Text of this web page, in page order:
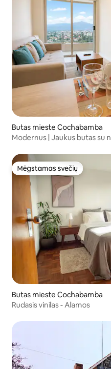
Butas mieste Cochabamba
Modernus | Jaukus butas su
Mėgstamas svečių
Mėgstamas svečių
Butas mieste Cochabamba
Rudasis vinilas - Alamos